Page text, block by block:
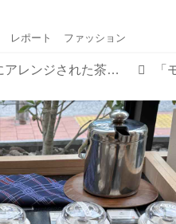
レポート ファッション
モダンにアレンジされた茶屋体験♡”お茶”がテーマ【ホテル1899東京】で癒しのステイを